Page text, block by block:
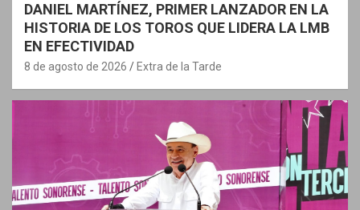
DANIEL MARTÍNEZ, PRIMER LANZADOR EN LA
HISTORIA DE LOS TOROS QUE LIDERA LA LMB
EN EFECTIVIDAD
8 de agosto de 2026 Extra de la Tarde